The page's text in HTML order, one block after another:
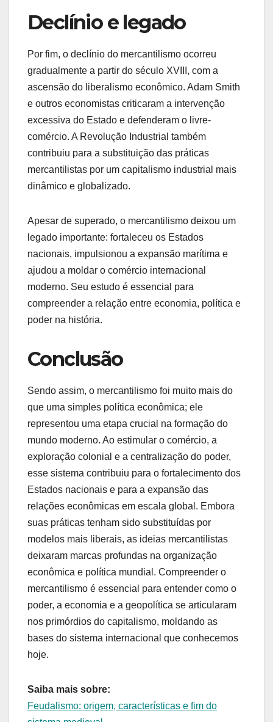
Declínio e legado
Por fim, o declínio do mercantilismo ocorreu
gradualmente a partir do século XVIII, com a
ascensão do liberalismo econômico. Adam Smith
e outros economistas criticaram a intervenção
excessiva do Estado e defenderam o livre-
comércio. A Revolução Industrial também
contribuiu para a substituição das práticas
mercantilistas por um capitalismo industrial mais
dinâmico e globalizado.
Apesar de superado, o mercantilismo deixou um
legado importante: fortaleceu os Estados
nacionais, impulsionou a expansão marítima e
ajudou a moldar o comércio internacional
moderno. Seu estudo é essencial para
compreender a relação entre economia, política e
poder na história.
Conclusão
Sendo assim, o mercantilismo foi muito mais do
que uma simples política econômica; ele
representou uma etapa crucial na formação do
mundo moderno. Ao estimular o comércio, a
exploração colonial e a centralização do poder,
esse sistema contribuiu para o fortalecimento dos
Estados nacionais e para a expansão das
relações econômicas em escala global. Embora
suas práticas tenham sido substituídas por
modelos mais liberais, as ideias mercantilistas
deixaram marcas profundas na organização
econômica e política mundial. Compreender o
mercantilismo é essencial para entender como o
poder, a economia e a geopolítica se articularam
nos primórdios do capitalismo, moldando as
bases do sistema internacional que conhecemos
hoje.
Saiba mais sobre:
Feudalismo: origem, características e fim do